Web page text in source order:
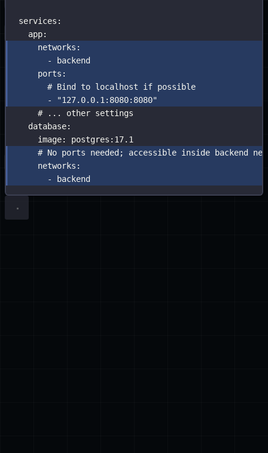
127.0.0.1:8080
benutzerdefinierten
Netzwerk
backend
services :
app:
networks :
-
backend
ports :
# Bind to localhost if possible
-
"127.0.0.1:8080:8080"
# ... other settings
database:
image:
postgres:17.1
# No ports needed; accessible inside backend
networks :
-
backend